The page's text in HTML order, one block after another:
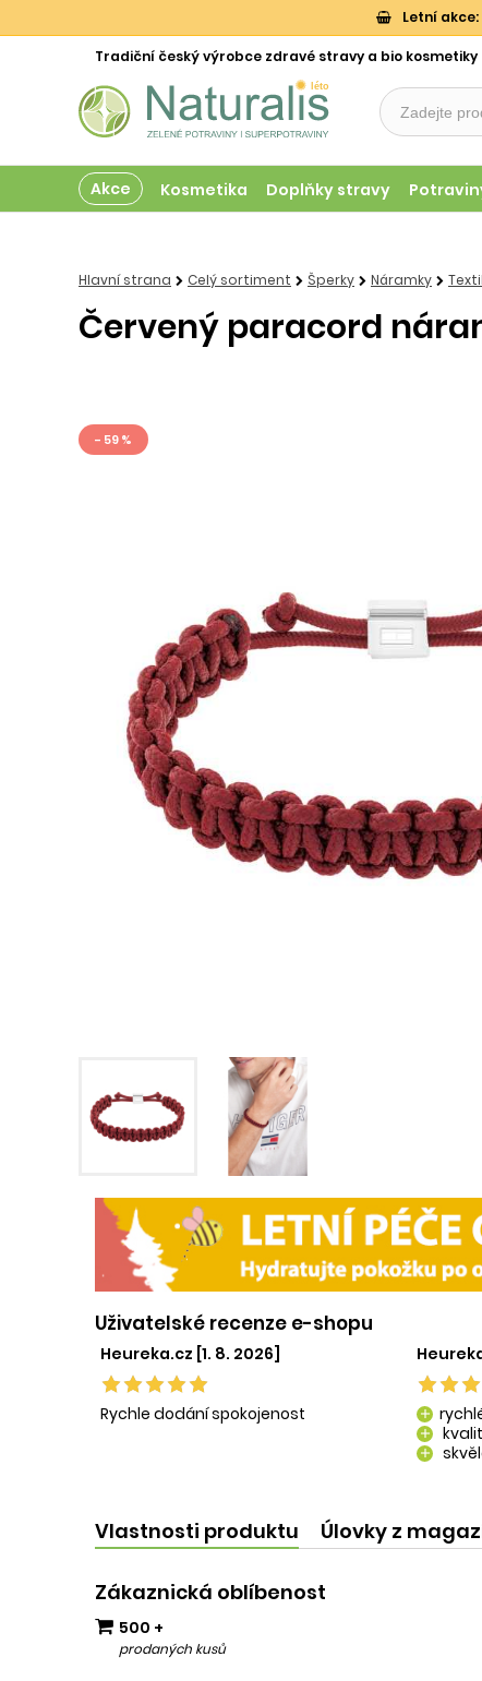
Letní akce:
Tradiční český výrobce zdravé stravy a bio kosmetiky
Akce Kosmetika Doplňky stravy
Hlavní strana Celý sortiment Šperky Náramky
Červený paracord
- 59 %
Uživatelské recenze e-shopu
Heureka.cz [1. 8. 2026]
Rychle dodání spokojenost add
add
add
Vlastnosti produktu Úlovky z
Zákaznická oblíbenost
500 +
prodaných kusů